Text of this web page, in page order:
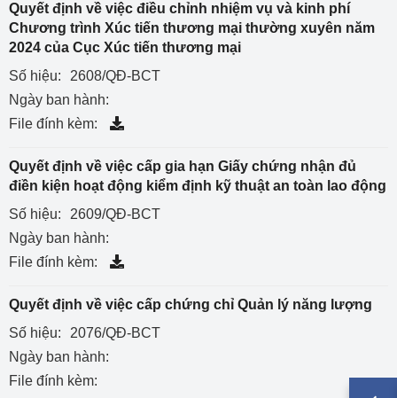
Quyết định về việc điều chỉnh nhiệm vụ và kinh phí
Chương trình Xúc tiến thương mại thường xuyên năm
2024 của Cục Xúc tiến thương mại
Số hiệu:
2608/QĐ-BCT
Ngày ban hành:
File đính kèm:
Quyết định về việc cấp gia hạn Giấy chứng nhận đủ
điền kiện hoạt động kiểm định kỹ thuật an toàn lao động
Số hiệu:
2609/QĐ-BCT
Ngày ban hành:
File đính kèm:
Quyết định về việc cấp chứng chỉ Quản lý năng lượng
Số hiệu:
2076/QĐ-BCT
Ngày ban hành:
File đính kèm: